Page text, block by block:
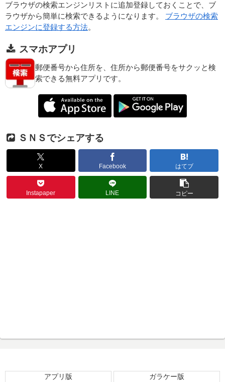
ブラウザの検索エンジンリストに追加登録しておくことで、ブ
ラウザから簡単に検索できるようになります。 ブラウザの検索
エンジンに登録する方法。
スマホアプリ
郵便番号から住所を、住所から郵便番号をサクッと検
索できる無料アプリです。
ＳＮＳでシェアする
X Facebook はてブ
Instapaper LINE コピー
アプリ版 ガラケー版